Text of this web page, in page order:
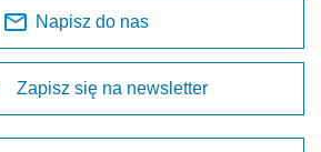
Napisz do nas
Zapisz się na newsletter